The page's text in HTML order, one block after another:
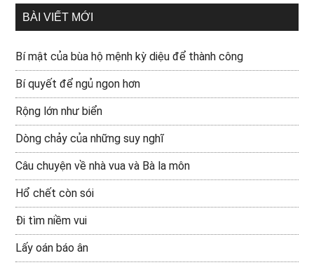
BÀI VIẾT MỚI
Bí mật của bùa hộ mệnh kỳ diệu để thành công
Bí quyết để ngủ ngon hơn
Rộng lớn như biển
Dòng chảy của những suy nghĩ
Câu chuyện về nhà vua và Bà la môn
Hổ chết còn sói
Đi tìm niềm vui
Lấy oán báo ân